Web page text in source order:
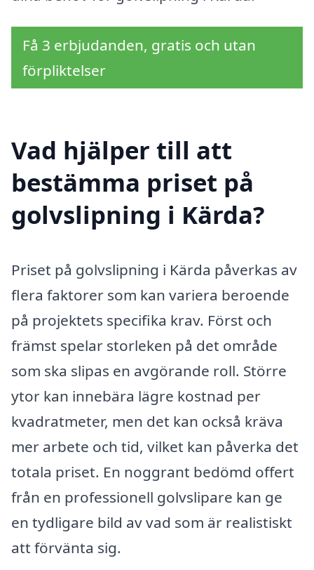
Få 3 erbjudanden, gratis och utan
förpliktelser
Vad hjälper till att
bestämma priset på
golvslipning i Kärda?
Priset på golvslipning i Kärda påverkas av
flera faktorer som kan variera beroende
på projektets specifika krav. Först och
främst spelar storleken på det område
som ska slipas en avgörande roll. Större
ytor kan innebära lägre kostnad per
kvadratmeter, men det kan också kräva
mer arbete och tid, vilket kan påverka det
totala priset. En noggrant bedömd offert
från en professionell golvslipare kan ge
en tydligare bild av vad som är realistiskt
att förvänta sig.